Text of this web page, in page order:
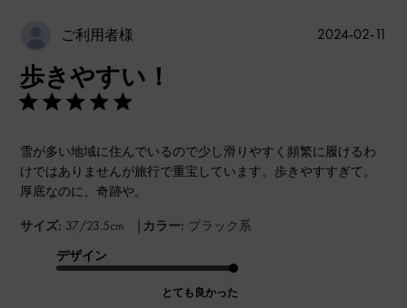
ご利用者様
歩きやすい！
雪が多い地域に住んでいるので少し滑りやすく頻繁に履けるわ
けではありませんが旅行で重宝しています。歩きやすすぎて。
厚底なのに、奇跡や。
サイズ: 37/23.5cm | カラー: ブラック系
デザイン
とても良かった
2024-02-11